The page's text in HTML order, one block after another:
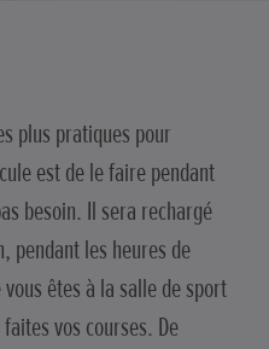
plus pratiques pour
est de le faire pendant
besoin. Il sera rechargé
pendant les heures de
êtes à la salle de sport
vos courses. De